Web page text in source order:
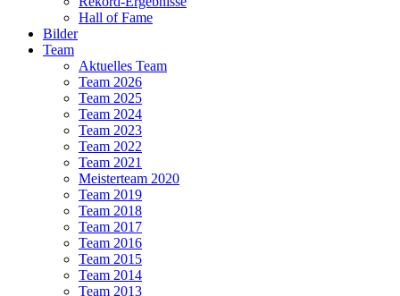
Hall of Fame
Bilder
Team
Aktuelles Team
Team 2026
Team 2025
Team 2024
Team 2023
Team 2022
Team 2021
Meisterteam 2020
Team 2019
Team 2018
Team 2017
Team 2016
Team 2015
Team 2014
Team 2013